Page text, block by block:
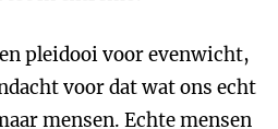
pleidooi voor evenwicht,
voor dat wat ons echt
mensen. Echte mensen